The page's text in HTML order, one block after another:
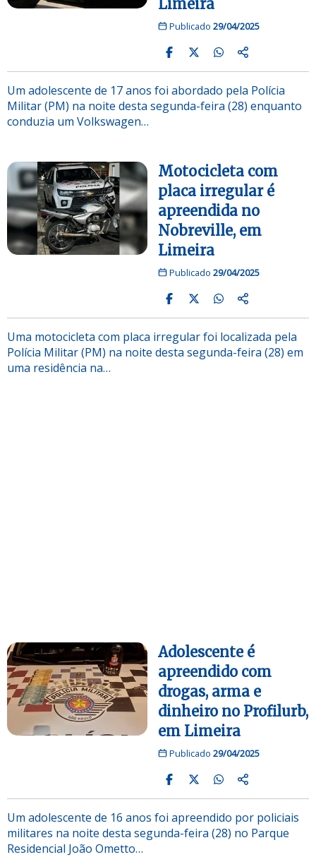
Limeira
Publicado 29/04/2025
Um adolescente de 17 anos foi abordado pela Polícia
Militar (PM) na noite desta segunda-feira (28) enquanto
conduzia um Volkswagen…
Motocicleta com
placa irregular é
apreendida no
Nobreville, em
Limeira
Publicado 29/04/2025
Uma motocicleta com placa irregular foi localizada pela
Polícia Militar (PM) na noite desta segunda-feira (28) em
uma residência na…
Adolescente é
apreendido com
drogas, arma e
dinheiro no Profilurb,
em Limeira
Publicado 29/04/2025
Um adolescente de 16 anos foi apreendido por policiais
militares na noite desta segunda-feira (28) no Parque
Residencial João Ometto…